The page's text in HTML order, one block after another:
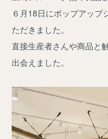
６月18日にポップアップ
ただきました。
直接生産者さんや商品と
出会えました。